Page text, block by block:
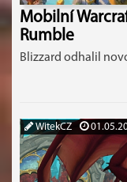
Mobilní
Rumble
Blizzard odhalil
WitekCZ